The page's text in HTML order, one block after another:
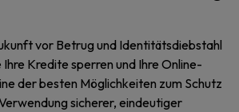
vor Betrug und Identitätsdiebstahl
Ihre Kredite sperren und Ihre Online-
der besten Möglichkeiten zum Schutz
sicherer, eindeutiger